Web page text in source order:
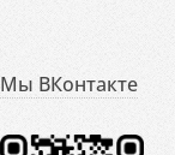
Мы ВКонтакте